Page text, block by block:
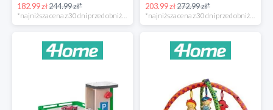
182.99 zł244.99 zł* 203.99 zł272.99 zł*